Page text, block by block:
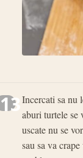
13Incercati sa nu
aburi turtele se
uscate nu se
sau sa va